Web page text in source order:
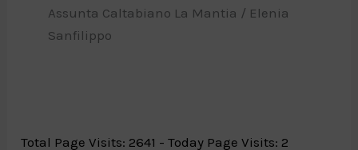
Assunta Caltabiano La Mantia / Elenia
Sanfilippo
Total Page Visits: 2641 - Today Page Visits: 2